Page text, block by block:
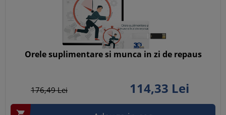
Orele suplimentare si munca in zi de repaus
176,49Lei 114,33 Lei